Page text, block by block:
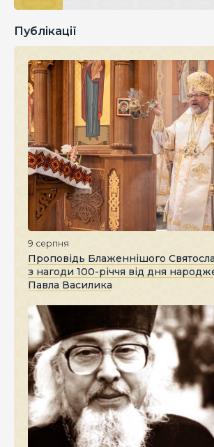
Публікації
9 серпня
Проповідь Блаженнішого
з нагоди 100-річчя від дня
Павла Василика